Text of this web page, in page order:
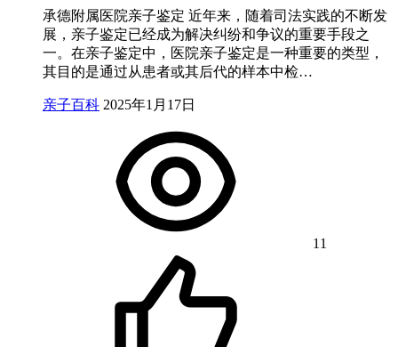
承德附属医院亲子鉴定 近年来，随着司法实践的不断发
展，亲子鉴定已经成为解决纠纷和争议的重要手段之
一。在亲子鉴定中，医院亲子鉴定是一种重要的类型，
其目的是通过从患者或其后代的样本中检…
亲子百科 2025年1月17日
11